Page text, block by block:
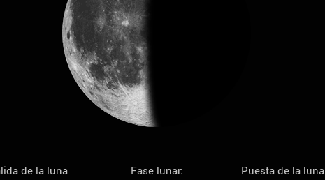
de la luna Fase lunar: Puesta de la luna